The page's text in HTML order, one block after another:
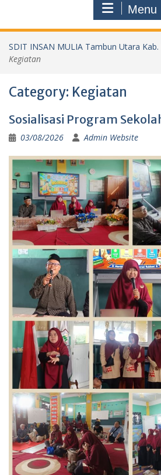
Menu
SDIT INSAN MULIA Tambun Utara Kab.
Kegiatan
Category: Kegiatan
Sosialisasi Program
03/08/2026 Admin Website